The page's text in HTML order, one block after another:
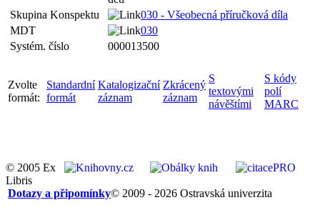
Skupina Konspektu
030 - Všeobecná příručková díla
MDT
030
Systém. číslo
000013500
Zvolte
formát:
Standardní
formát
Katalogizační
záznam
Zkrácený
záznam
S
textovými
návěštími
S kódy
polí
MARC
© 2005 Ex
Libris
© 2009 - 2026 Ostravská univerzita
Dotazy a připomínky